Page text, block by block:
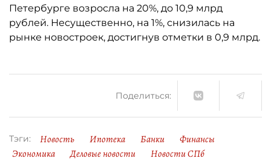
Петербурге возросла на 20%, до 10,9 млрд
рублей. Несущественно, на 1%, снизилась на
рынке новостроек, достигнув отметки в 0,9 млрд.
Поделиться:
Тэги: Новость Ипотека Банки
Финансы
Экономика
Деловые новости
Новости СПб